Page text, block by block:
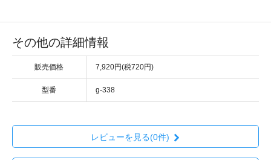
その他の詳細情報
販売価格 7,920円(税720円)
型番 g-338
レビューを見る(0件)